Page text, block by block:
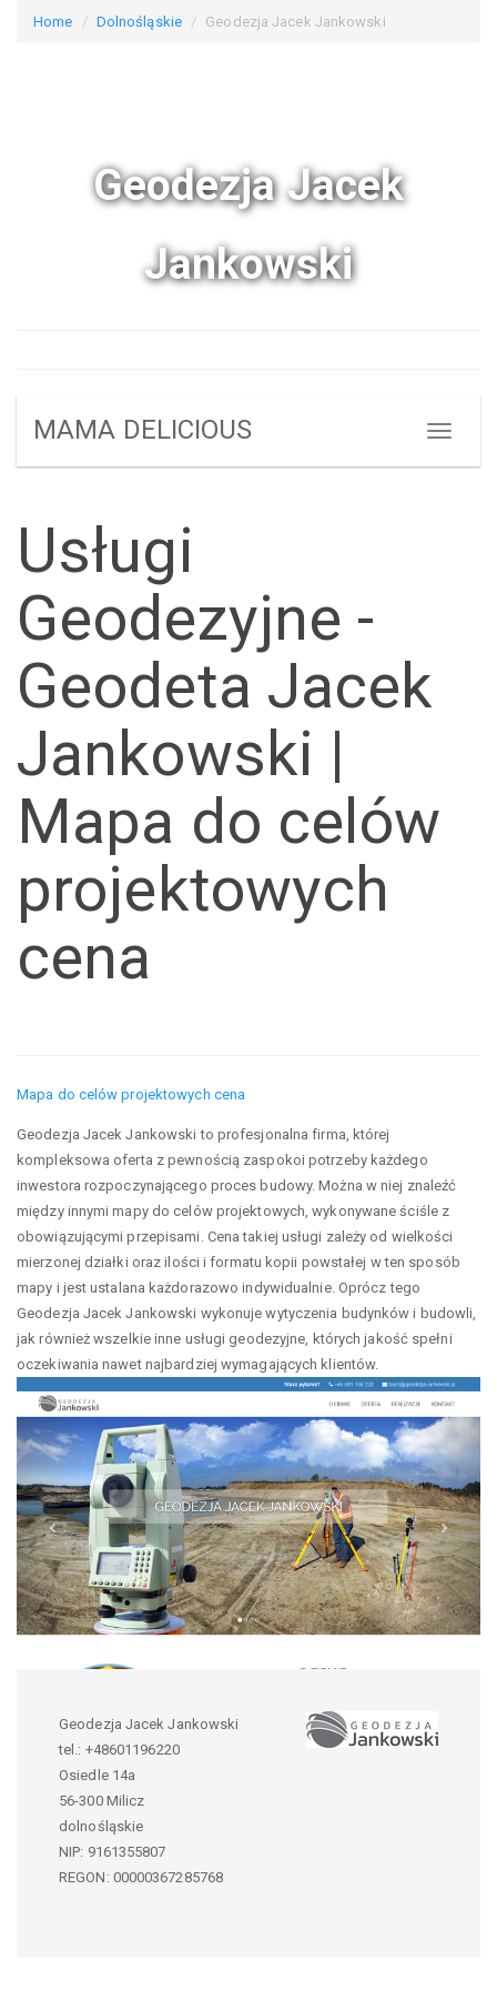
Home Dolnośląskie Geodezja Jacek Jankowski
Geodezja Jacek
Jankowski
MAMA DELICIOUS
Usługi
Geodezyjne -
Geodeta Jacek
Jankowski |
Mapa do celów
projektowych
cena
Mapa do celów projektowych cena
Geodezja Jacek Jankowski to profesjonalna firma, której
kompleksowa oferta z pewnością zaspokoi potrzeby każdego
inwestora rozpoczynającego proces budowy. Można w niej znaleźć
między innymi mapy do celów projektowych, wykonywane ściśle z
obowiązującymi przepisami. Cena takiej usługi zależy od wielkości
mierzonej działki oraz ilości i formatu kopii powstałej w ten sposób
mapy i jest ustalana każdorazowo indywidualnie. Oprócz tego
Geodezja Jacek Jankowski wykonuje wytyczenia budynków i budowli,
jak również wszelkie inne usługi geodezyjne, których jakość spełni
oczekiwania nawet najbardziej wymagających klientów.
Geodezja Jacek Jankowski
tel.: +48601196220
Osiedle 14a
56-300 Milicz
dolnośląskie
NIP: 9161355807
REGON: 00000367285768